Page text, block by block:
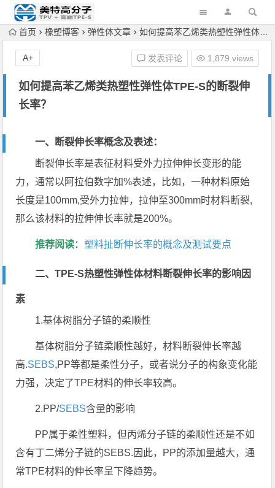
首页 橡塑博客 弹性体文章 如何提高苯乙烯类热塑性弹性体TPE-S的断裂伸长率？
如何提高苯乙烯类热塑性弹性体TPE-S的断裂伸
长率？
发表评论 1,879 views
A+
一、断裂伸长率概念及表述：
断裂伸长率是表征材料受外力拉伸伸长变形的能
力，通常以阿拉伯数字加%表述，比如，一种材料原始
长度是100mm,受外力拉伸，拉伸至300mm时材料断裂,
那么该材料的拉伸伸长率就是200%。
推荐阅读：塑料扯断伸长率的概念及测试要点
二、TPE-S热塑性弹性体材料断裂伸长率的影响因
素
1.基体树脂分子链的柔顺性
基体树脂分子链柔顺性越好，材料断裂伸长率越
高.SEBS,PP等都是柔性分子，或者说分子的构象变化能
力强，决定了TPE材料的伸长率较高。
2.PP/SEBS含量的影响
PP属于柔性塑料，但丙烯分子链的柔顺性还是不如
含有丁二烯分子链的SEBS.因此，PP的添加量越大，通
常TPE材料的伸长率呈下降趋势。